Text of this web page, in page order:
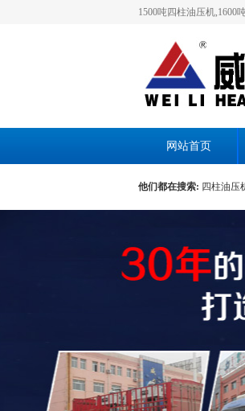
1500吨四柱油压机,1600
网站首页
他们都在搜索: 四柱油压